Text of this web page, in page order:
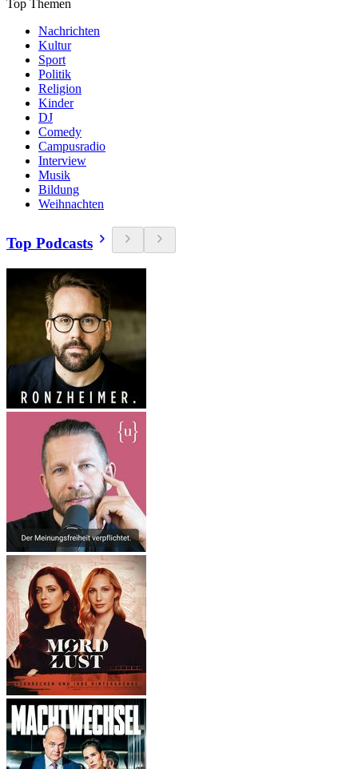
Top Themen
Nachrichten
Kultur
Sport
Politik
Religion
Kinder
DJ
Comedy
Campusradio
Interview
Musik
Bildung
Weihnachten
Top Podcasts